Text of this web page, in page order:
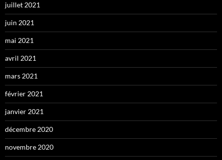
juillet 2021
juin 2021
mai 2021
avril 2021
mars 2021
février 2021
janvier 2021
décembre 2020
novembre 2020